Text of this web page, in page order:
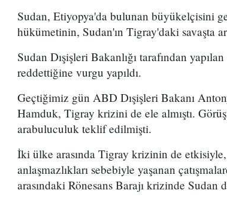
Sudan, Etiyopya'da bulunan büyükelçisini
hükümetinin, Sudan'ın Tigray'daki savaşta
Sudan Dışişleri Bakanlığı tarafından
reddettiğine vurgu yapıldı.
Geçtiğimiz gün ABD Dışişleri Bakanı
Hamduk, Tigray krizini de ele almıştı.
arabuluculuk teklif edilmişti.
İki ülke arasında Tigray krizinin de
anlaşmazlıkları sebebiyle yaşanan
arasındaki Rönesans Barajı krizinde Sudan